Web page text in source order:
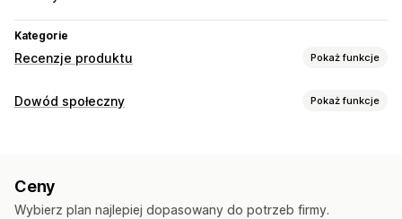
Kategorie
Recenzje produktu Pokaż funkcje
Opcje wyświetlania
Formularze
Dowód społeczny Pokaż funkcje
Opcje wyświetlania
Ceny
Wybierz plan najlepiej dopasowany do potrzeb firmy.